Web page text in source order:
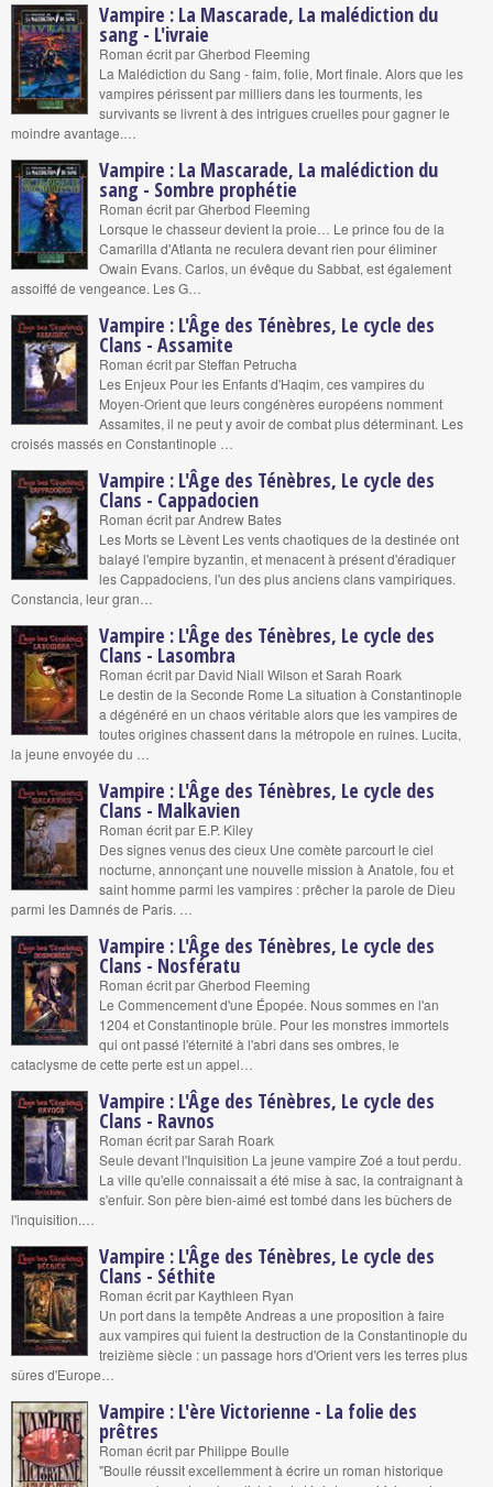
Vampire : La Mascarade, La malédiction du
sang - L'ivraie
Roman écrit par Gherbod Fleeming
La Malédiction du Sang - faim, folie, Mort finale. Alors que les
vampires périssent par milliers dans les tourments, les
survivants se livrent à des intrigues cruelles pour gagner le
moindre avantage.…
Vampire : La Mascarade, La malédiction du
sang - Sombre prophétie
Roman écrit par Gherbod Fleeming
Lorsque le chasseur devient la proie… Le prince fou de la
Camarilla d'Atlanta ne reculera devant rien pour éliminer
Owain Evans. Carlos, un évêque du Sabbat, est également
assoiffé de vengeance. Les G…
Vampire : L'Âge des Ténèbres, Le cycle des
Clans - Assamite
Roman écrit par Steffan Petrucha
Les Enjeux Pour les Enfants d'Haqim, ces vampires du
Moyen-Orient que leurs congénères européens nomment
Assamites, il ne peut y avoir de combat plus déterminant. Les
croisés massés en Constantinople …
Vampire : L'Âge des Ténèbres, Le cycle des
Clans - Cappadocien
Roman écrit par Andrew Bates
Les Morts se Lèvent Les vents chaotiques de la destinée ont
balayé l'empire byzantin, et menacent à présent d'éradiquer
les Cappadociens, l'un des plus anciens clans vampiriques.
Constancia, leur gran…
Vampire : L'Âge des Ténèbres, Le cycle des
Clans - Lasombra
Roman écrit par David Niall Wilson et Sarah Roark
Le destin de la Seconde Rome La situation à Constantinople
a dégénéré en un chaos véritable alors que les vampires de
toutes origines chassent dans la métropole en ruines. Lucita,
la jeune envoyée du …
Vampire : L'Âge des Ténèbres, Le cycle des
Clans - Malkavien
Roman écrit par E.P. Kiley
Des signes venus des cieux Une comète parcourt le ciel
nocturne, annonçant une nouvelle mission à Anatole, fou et
saint homme parmi les vampires : prêcher la parole de Dieu
parmi les Damnés de Paris. …
Vampire : L'Âge des Ténèbres, Le cycle des
Clans - Nosfératu
Roman écrit par Gherbod Fleeming
Le Commencement d'une Épopée. Nous sommes en l'an
1204 et Constantinople brûle. Pour les monstres immortels
qui ont passé l'éternité à l'abri dans ses ombres, le
cataclysme de cette perte est un appel…
Vampire : L'Âge des Ténèbres, Le cycle des
Clans - Ravnos
Roman écrit par Sarah Roark
Seule devant l'Inquisition La jeune vampire Zoé a tout perdu.
La ville qu'elle connaissait a été mise à sac, la contraignant à
s'enfuir. Son père bien-aimé est tombé dans les bûchers de
l'inquisition.…
Vampire : L'Âge des Ténèbres, Le cycle des
Clans - Séthite
Roman écrit par Kaythleen Ryan
Un port dans la tempête Andreas a une proposition à faire
aux vampires qui fuient la destruction de la Constantinople du
treizième siècle : un passage hors d'Orient vers les terres plus
sûres d'Europe…
Vampire : L'ère Victorienne - La folie des
prêtres
Roman écrit par Philippe Boulle
"Boulle réussit excellemment à écrire un roman historique